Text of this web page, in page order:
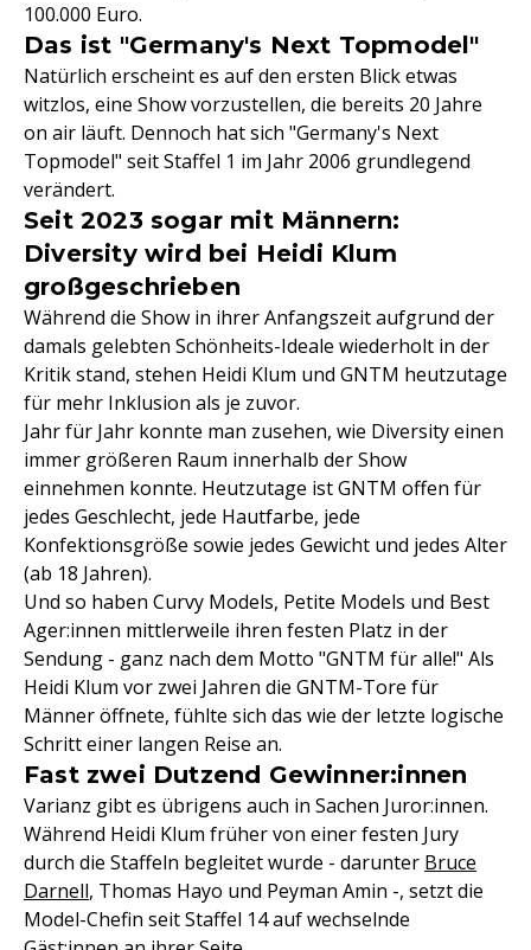
100.000 Euro.
Das ist "Germany's Next Topmodel"
Natürlich erscheint es auf den ersten Blick etwas
witzlos, eine Show vorzustellen, die bereits 20 Jahre
on air läuft. Dennoch hat sich "Germany's Next
Topmodel" seit Staffel 1 im Jahr 2006 grundlegend
verändert.
Seit 2023 sogar mit Männern:
Diversity wird bei Heidi Klum
großgeschrieben
Während die Show in ihrer Anfangszeit aufgrund der
damals gelebten Schönheits-Ideale wiederholt in der
Kritik stand, stehen Heidi Klum und GNTM heutzutage
für mehr Inklusion als je zuvor.
Jahr für Jahr konnte man zusehen, wie Diversity einen
immer größeren Raum innerhalb der Show
einnehmen konnte. Heutzutage ist GNTM offen für
jedes Geschlecht, jede Hautfarbe, jede
Konfektionsgröße sowie jedes Gewicht und jedes Alter
(ab 18 Jahren).
Und so haben Curvy Models, Petite Models und Best
Ager:innen mittlerweile ihren festen Platz in der
Sendung - ganz nach dem Motto "GNTM für alle!" Als
Heidi Klum vor zwei Jahren die GNTM-Tore für
Männer öffnete, fühlte sich das wie der letzte logische
Schritt einer langen Reise an.
Fast zwei Dutzend Gewinner:innen
Varianz gibt es übrigens auch in Sachen Juror:innen.
Während Heidi Klum früher von einer festen Jury
durch die Staffeln begleitet wurde - darunter Bruce
Darnell, Thomas Hayo und Peyman Amin -, setzt die
Model-Chefin seit Staffel 14 auf wechselnde